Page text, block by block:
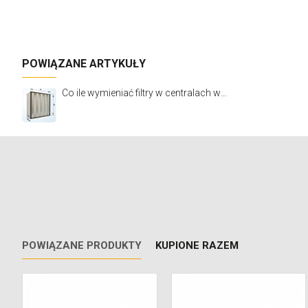
POWIĄZANE ARTYKUŁY
POWIĄZANE PRODUKTY KUPIONE RAZEM